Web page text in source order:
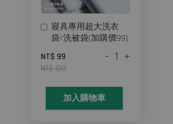
寢具專用超大洗衣
袋/洗被袋(加購價99)
NT$ 99
NT$ 120
- +
加入購物車